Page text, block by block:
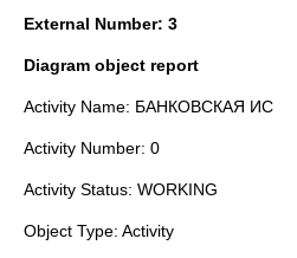
External Number: 3
Diagram object report
Activity Name: БАНКОВСКАЯ ИС
Activity Number: 0
Activity Status: WORKING
Object Type: Activity